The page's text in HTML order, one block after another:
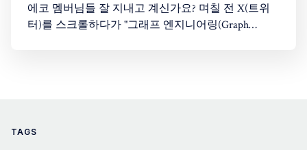
에코 멤버님들 잘 지내고 계신가요? 며칠 전 X(트위
터)를 스크롤하다가 "그래프 엔지니어링(Graph
TAGS